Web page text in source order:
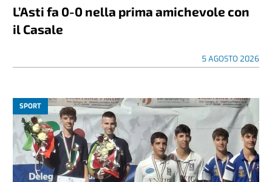
L’Asti fa 0-0 nella prima amichevole con
il Casale
5 AGOSTO 2026
SPORT